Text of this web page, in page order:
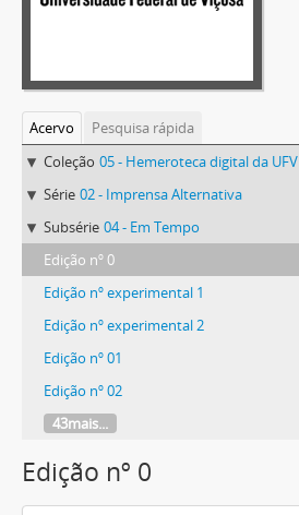
Acervo
Pesquisa rápida
Coleção 05 - Hemeroteca digital da UFV
Série 02 - Imprensa Alternativa
Subsérie 04 - Em Tempo
Edição nº 0
Edição nº experimental 1
Edição nº experimental 2
Edição nº 01
Edição nº 02
43mais...
Edição nº 0